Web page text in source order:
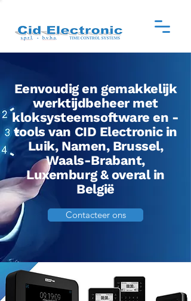
Eenvoudig en gemakkelijk
werktijdbeheer met
kloksysteemsoftware en -
tools van CID Electronic in
Luik, Namen, Brussel,
Waals-Brabant,
Luxemburg & overal in
België
Contacteer ons